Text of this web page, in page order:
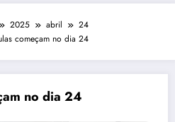
2025 abril
24
começam no dia 24
no dia 24